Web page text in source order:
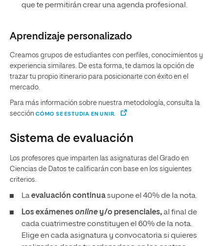
que te permitirán crear una agenda profesional.
Aprendizaje personalizado
Creamos grupos de estudiantes con perfiles, conocimientos y
experiencia similares. De esta forma, te damos la opción de
trazar tu propio itinerario para posicionarte con éxito en el
mercado.
Para más información sobre nuestra metodología, consulta la
sección CÓMO SE ESTUDIA EN UNIR.
Sistema de evaluación
Los profesores que imparten las asignaturas del Grado en
Ciencias de Datos te calificarán con base en los siguientes
criterios.
Laevaluación continuasupone el 40% de la nota.
Los exámenesonline y/o presenciales,al final de
cada cuatrimestre constituyen el 60% de la nota.
Elige en cada asignatura y convocatoria si quieres